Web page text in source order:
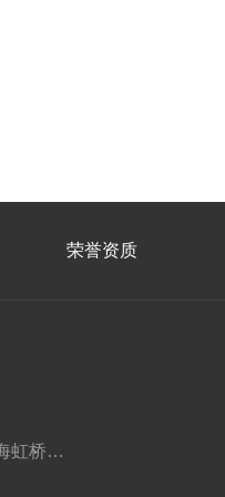
荣誉资质
上海市闵行区虹桥镇申滨路88号上海虹桥丽宝广场T5，705室